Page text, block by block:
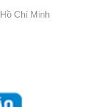
Chí Minh